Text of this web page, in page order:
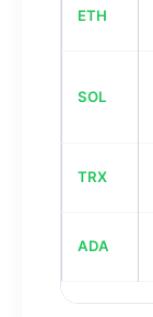
ETH
SOL
TRX
ADA